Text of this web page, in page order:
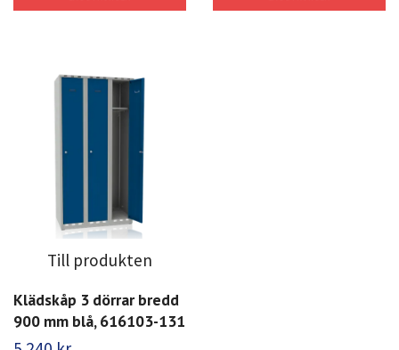
Till produkten
Klädskåp 3 dörrar bredd
900 mm blå, 616103-131